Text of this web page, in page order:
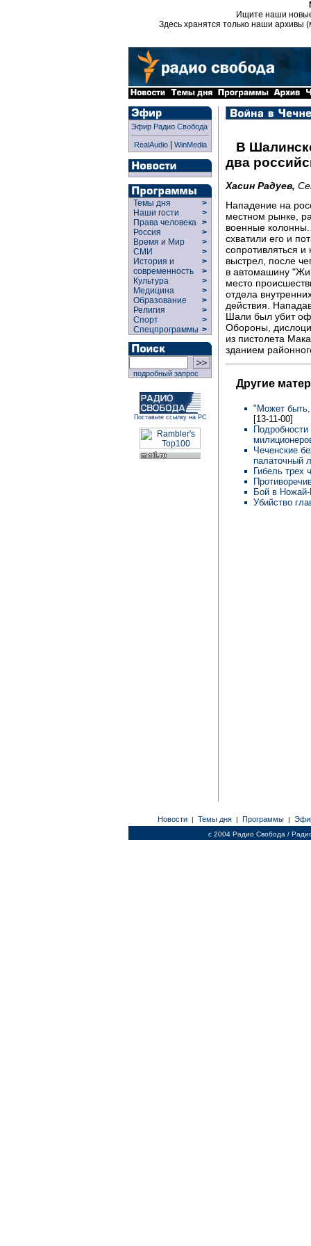
Ищите наши
Здесь хранятся только наши архивы
Эфир Радио Свобода
RealAudio| WinMedia
Темы дня
>
Наши гости
>
Права человека >
Россия
>
Время и Мир
>
СМИ
>
История и
современность
>
>
Культура
>
Медицина
>
Образование
>
Религия
>
Спорт
>
Спецпрограммы >
подробный запрос
Поставьте ссылку на РС
В
два
Хасин Радуев,
Нападение на
местном рынке,
военные
схватили его и
сопротивляться и
выстрел, после
в автомашину
место
отдела
действия.
Шали был убит
Обороны,
из пистолета
зданием
Другие
"Может быть,
[13-11-00]
Чеченские
палаточный
Гибель трех
Бой в
Убийство
Новости | Темы дня | Программы |
c 2004 Радио Свобода /